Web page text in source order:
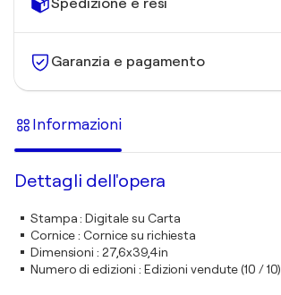
Garanzia e pagamento
Informazioni
Dettagli dell'opera
Stampa:Digitale su Carta
Cornice: Cornice su richiesta
Dimensioni : 27,6x39,4in
Numero di edizioni : Edizioni vendute (10 / 10)